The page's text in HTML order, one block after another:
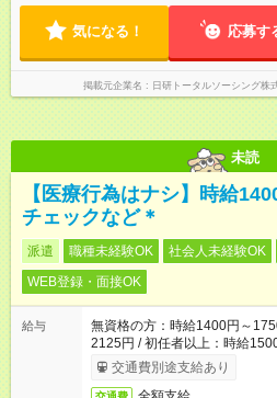
気になる！ 応募す
掲載元企業名 日研トータルソーシング
未読
【医療行為はナシ】時給
チェックなど＊
派遣 職種未経験OK 社会人未経験OK
WEB登録・面接OK
給与
無資格の方：時給1400円～
2125円 / 初任者以上：時給
交通費別途支給あり